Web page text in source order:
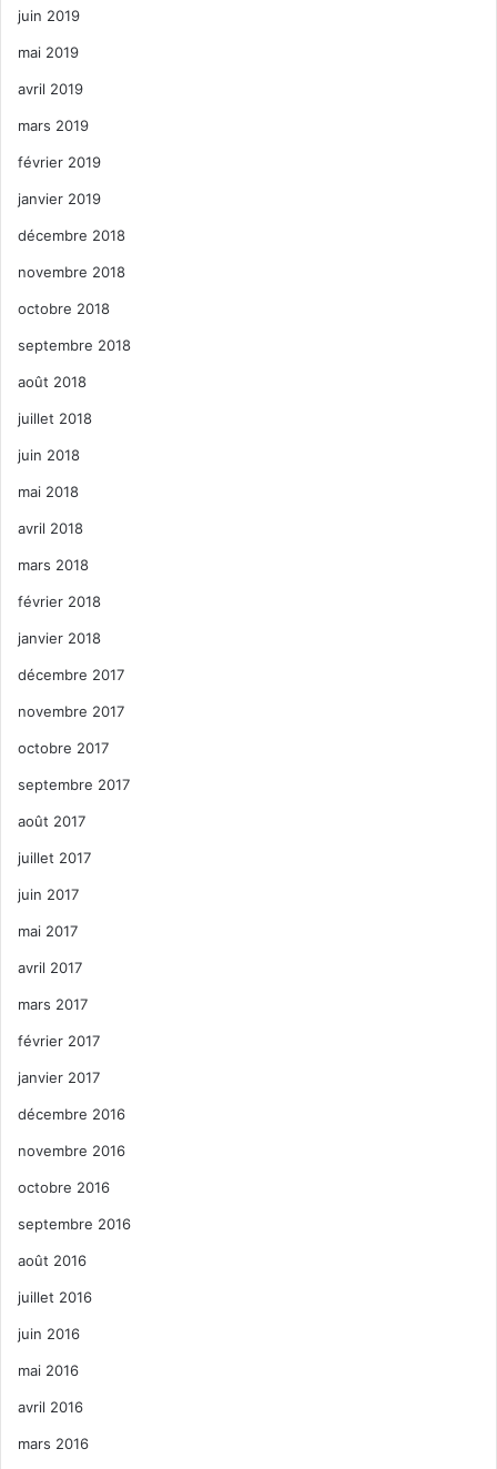
juin 2019
mai 2019
avril 2019
mars 2019
février 2019
janvier 2019
décembre 2018
novembre 2018
octobre 2018
septembre 2018
août 2018
juillet 2018
juin 2018
mai 2018
avril 2018
mars 2018
février 2018
janvier 2018
décembre 2017
novembre 2017
octobre 2017
septembre 2017
août 2017
juillet 2017
juin 2017
mai 2017
avril 2017
mars 2017
février 2017
janvier 2017
décembre 2016
novembre 2016
octobre 2016
septembre 2016
août 2016
juillet 2016
juin 2016
mai 2016
avril 2016
mars 2016